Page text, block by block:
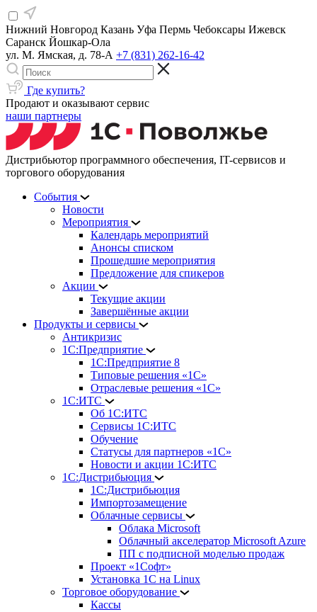
Нижний Новгород Казань Уфа Пермь Чебоксары Ижевск
Саранск Йошкар-Ола
ул. М. Ямская, д. 78-А +7 (831) 262-16-42
Где купить?
Продают и оказывают сервис
наши партнеры
Дистрибьютор программного обеспечения, IT-сервисов и
торгового оборудования
События
Новости
Мероприятия
Календарь мероприятий
Анонсы списком
Прошедшие мероприятия
Предложение для спикеров
Акции
Текущие акции
Завершённые акции
Продукты и сервисы
Антикризис
1С:Предприятие
1С:Предприятие 8
Типовые решения «1С»
Отраслевые решения «1С»
1С:ИТС
Об 1С:ИТС
Сервисы 1С:ИТС
Обучение
Статусы для партнеров «1С»
Новости и акции 1С:ИТС
1С:Дистрибьюция
1С:Дистрибьюция
Импортозамещение
Облачные сервисы
Облака Microsoft
Облачный акселератор Microsoft Azure
ПП с подписной моделью продаж
Проект «1Софт»
Установка 1С на Linux
Торговое оборудование
Кассы